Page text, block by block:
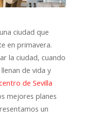
ciudad que
en primavera.
la ciudad, cuando
de vida y
de Sevilla
mejores planes
un